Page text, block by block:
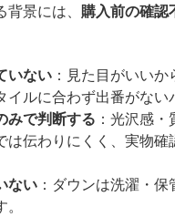
景には、 購入前の確認
いない ：見た目がいいか
ルに合わず出番がない
みで判断する ：光沢感
は伝わりにくく、実物確
ない ：ダウンは洗濯・